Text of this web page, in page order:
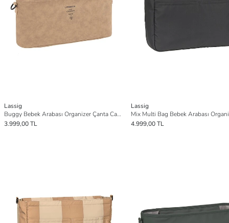
Lassig
Buggy Bebek Arabası Organizer Çanta Camel
3.999,00 TL
Lassig
4.999,00 TL